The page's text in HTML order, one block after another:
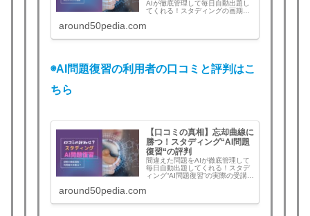
AIが徹底管理して毎日自動出題し
てくれる！スタディングの画期的
使い方、評判と口コミ、実際の効
バルに差をつけたい！
around50pedia.com
◉AI問題復習の利用者の口コミと評判はこ
ちら
【口コミの真相】忘却曲線に
勝つ！スタディング“AI問題
復習“の評判
間違えた問題をAIが徹底管理して
毎日自動出題してくれる！スタデ
ィング“AI問題復習”の実際の受講生
音を探る！口コミの真相はいか
around50pedia.com